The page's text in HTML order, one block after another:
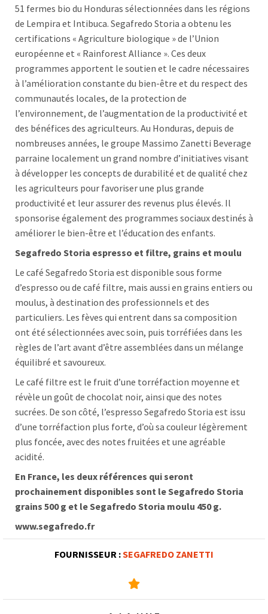
51 fermes bio du Honduras sélectionnées dans les régions
de Lempira et Intibuca. Segafredo Storia a obtenu les
certifications « Agriculture biologique » de l’Union
européenne et « Rainforest Alliance ». Ces deux
programmes apportent le soutien et le cadre nécessaires
à l’amélioration constante du bien-être et du respect des
communautés locales, de la protection de
l’environnement, de l’augmentation de la productivité et
des bénéfices des agriculteurs. Au Honduras, depuis de
nombreuses années, le groupe Massimo Zanetti Beverage
parraine localement un grand nombre d’initiatives visant
à développer les concepts de durabilité et de qualité chez
les agriculteurs pour favoriser une plus grande
productivité et leur assurer des revenus plus élevés. Il
sponsorise également des programmes sociaux destinés à
améliorer le bien-être et l’éducation des enfants.
Segafredo Storia espresso et filtre, grains et moulu
Le café Segafredo Storia est disponible sous forme
d’espresso ou de café filtre, mais aussi en grains entiers ou
moulus, à destination des professionnels et des
particuliers. Les fèves qui entrent dans sa composition
ont été sélectionnées avec soin, puis torréfiées dans les
règles de l’art avant d’être assemblées dans un mélange
équilibré et savoureux.
Le café filtre est le fruit d’une torréfaction moyenne et
révèle un goût de chocolat noir, ainsi que des notes
sucrées. De son côté, l’espresso Segafredo Storia est issu
d’une torréfaction plus forte, d’où sa couleur légèrement
plus foncée, avec des notes fruitées et une agréable
acidité.
En France, les deux références qui seront
prochainement disponibles sont le Segafredo Storia
grains 500 g et le Segafredo Storia moulu 450 g.
www.segafredo.fr
FOURNISSEUR :SEGAFREDO ZANETTI